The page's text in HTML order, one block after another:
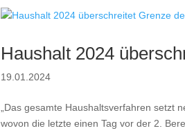
Haushalt 2024
19.01.2024
„Das gesamte Haushaltsverfahren setzt
wovon die letzte einen Tag vor der 2.